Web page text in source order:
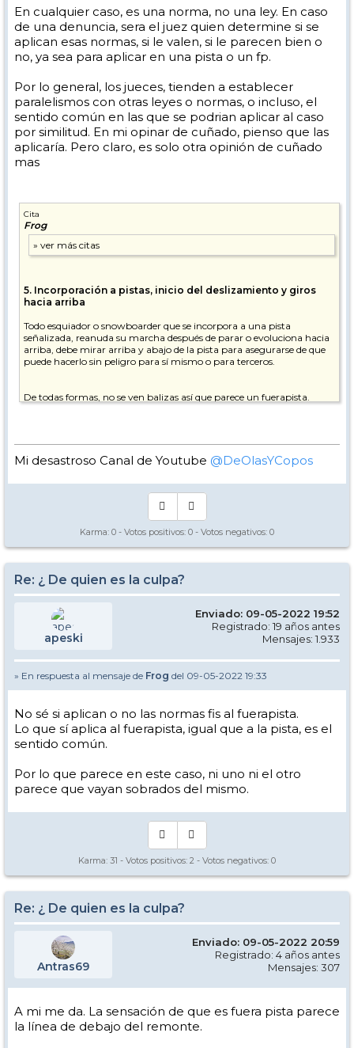
En cualquier caso, es una norma, no una ley. En caso
de una denuncia, sera el juez quien determine si se
aplican esas normas, si le valen, si le parecen bien o
no, ya sea para aplicar en una pista o un fp.
Por lo general, los jueces, tienden a establecer
paralelismos con otras leyes o normas, o incluso, el
sentido común en las que se podrian aplicar al caso
por similitud. En mi opinar de cuñado, pienso que las
aplicaría. Pero claro, es solo otra opinión de cuñado
mas
Cita
Frog
5. Incorporación a pistas, inicio del deslizamiento y giros
hacia arriba
Todo esquiador o snowboarder que se incorpora a una pista
señalizada, reanuda su marcha después de parar o evoluciona hacia
arriba, debe mirar arriba y abajo de la pista para asegurarse de que
puede hacerlo sin peligro para sí mismo o para terceros.
De todas formas, no se ven balizas así que parece un fuerapista.
Mi desastroso Canal de Youtube @DeOlasYCopos
Karma: 0 - Votos positivos: 0 - Votos negativos: 0
Re: ¿ De quien es la culpa?
apeski
Enviado: 09-05-2022 19:52
Registrado: 19 años antes
Mensajes: 1.933
» En respuesta al mensaje de Frog del 09-05-2022 19:33
No sé si aplican o no las normas fis al fuerapista.
Lo que sí aplica al fuerapista, igual que a la pista, es el
sentido común.
Por lo que parece en este caso, ni uno ni el otro
parece que vayan sobrados del mismo.
Karma: 31 - Votos positivos: 2 - Votos negativos: 0
Re: ¿ De quien es la culpa?
Antras69
Enviado: 09-05-2022 20:59
Registrado: 4 años antes
Mensajes: 307
A mi me da. La sensación de que es fuera pista parece
la línea de debajo del remonte.